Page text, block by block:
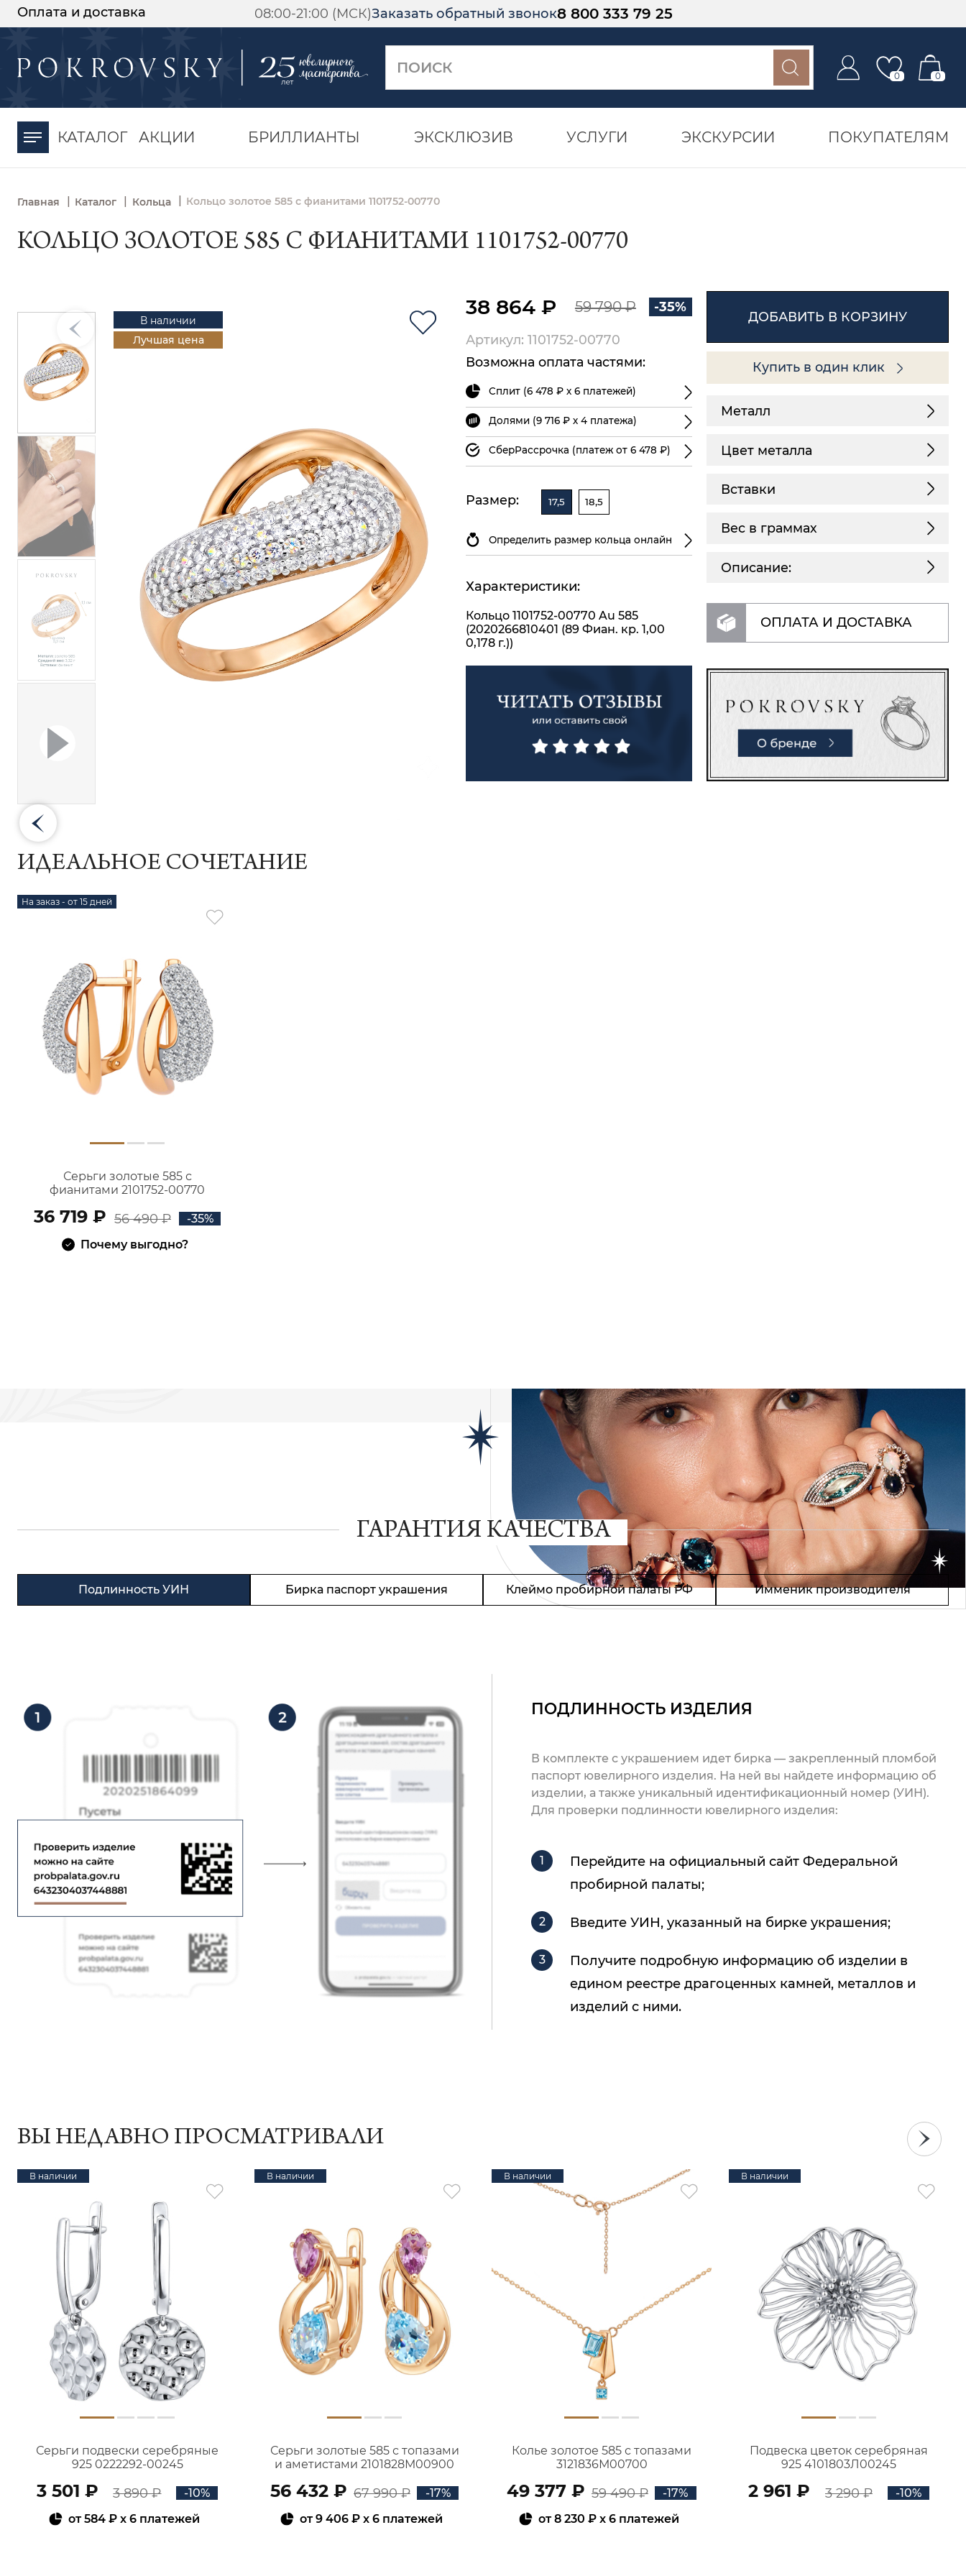
Оплата и доставка 08:00-21:00 (МСК)Заказать обратный звонок8 800 333 79 25
0 0
КАТАЛОГ АКЦИИ БРИЛЛИАНТЫ ЭКСКЛЮЗИВ УСЛУГИ ЭКСКУРСИИ ПОКУПАТЕЛЯМ
Главная | Каталог | Кольца Кольцо золотое 585 с фианитами 1101752-00770
КОЛЬЦО ЗОЛОТОЕ 585 С ФИАНИТАМИ 1101752-00770
В наличии
Лучшая цена
38 864 ₽ 59 790 ₽ -35%
Артикул: 1101752-00770
Возможна оплата частями:
Сплит (6 478 ₽ х 6 платежей)
Долями (9 716 ₽ х 4 платежа)
СберРассрочка (платеж от 6 478 ₽)
Размер: 17,5 18,5
Определить размер кольца онлайн
Характеристики:
Кольцо 1101752-00770 Au 585
(2020266810401 (89 Фиан. кр. 1,00
0,178 г.))
ДОБАВИТЬ В КОРЗИНУ
Купить в один клик
Металл
Цвет металла
Вставки
Описание:
Вес в граммах
ОПЛАТА И ДОСТАВКА
ИДЕАЛЬНОЕ СОЧЕТАНИЕ
На заказ - от 15 дней
Серьги золотые 585 с
фианитами 2101752-00770
36 719 ₽ 56 490 ₽
-35%
Почему выгодно?
ГАРАНТИЯ КАЧЕСТВА
Подлинность УИН Бирка паспорт украшения Клеймо пробирной палаты РФ Имменик производителя
ПОДЛИННОСТЬ ИЗДЕЛИЯ
В комплекте с украшением идет бирка — закрепленный пломбой
паспорт ювелирного изделия. На ней вы найдете информацию об
изделии, а также уникальный идентификационный номер (УИН).
Для проверки подлинности ювелирного изделия:
Перейдите на официальный сайт Федеральной
пробирной палаты;
Введите УИН, указанный на бирке украшения;
Получите подробную информацию об изделии в
едином реестре драгоценных камней, металлов и
изделий с ними.
ВЫ НЕДАВНО ПРОСМАТРИВАЛИ
В наличии
Серьги подвески серебряные
925 0222292-00245
3 501 ₽ 3 890 ₽
-10%
от584 ₽ x 6 платежей
В наличии
Серьги золотые 585 с топазами
и аметистами 2101828М00900
56 432 ₽ 67 990 ₽
-17%
от9 406 ₽ x 6 платежей
В наличии
Колье золотое 585 с топазами
3121836М00700
49 377 ₽ 59 490 ₽
-17%
от8 230 ₽x 6 платежей
В наличии
Подвеска цветок серебряная
925 4101803Л00245
2 961 ₽ 3 290 ₽ -10%
-30%
момента оплаты